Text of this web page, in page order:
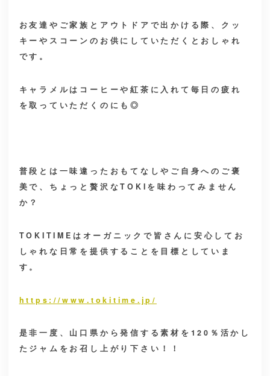
お友達やご家族とアウトドアで出かける際、クッ
キーやスコーンのお供にしていただくとおしゃれ
です。
キャラメルはコーヒーや紅茶に入れて毎日の疲れ
を取っていただくのにも◎
普段とは一味違ったおもてなしやご自身へのご褒
美で、ちょっと贅沢なTOKIを味わってみません
か？
TOKITIMEはオーガニックで皆さんに安心してお
しゃれな日常を提供することを目標としていま
す。
https://www.tokitime.jp/
是非一度、山口県から発信する素材を120％活かし
たジャムをお召し上がり下さい！！